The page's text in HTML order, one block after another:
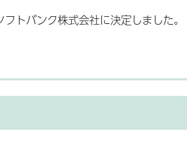
トバンク株式会社に決定しました。